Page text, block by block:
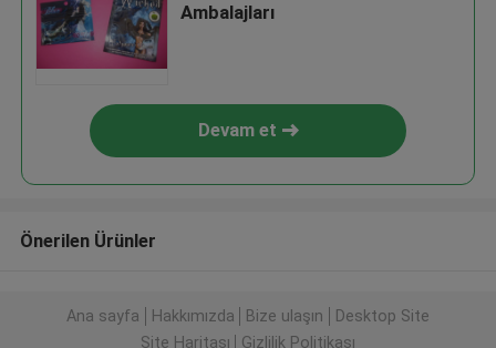
Ambalajları
Devam et
Önerilen Ürünler
Ana sayfa Hakkımızda Bize ulaşın
Desktop Site
Site Haritası
Gizlilik Politikası